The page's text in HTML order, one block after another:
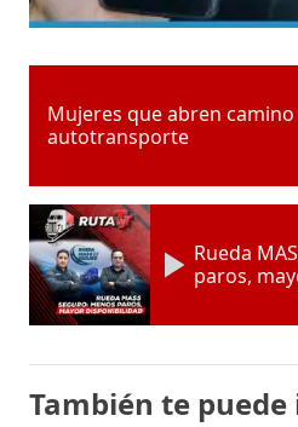
Mujeres que abren camino
autotransporte
Rueda
paros,
También te